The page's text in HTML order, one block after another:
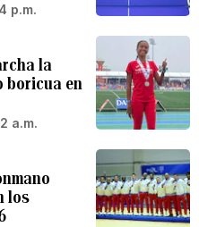
p.m.
la
boricua en
a.m.
los